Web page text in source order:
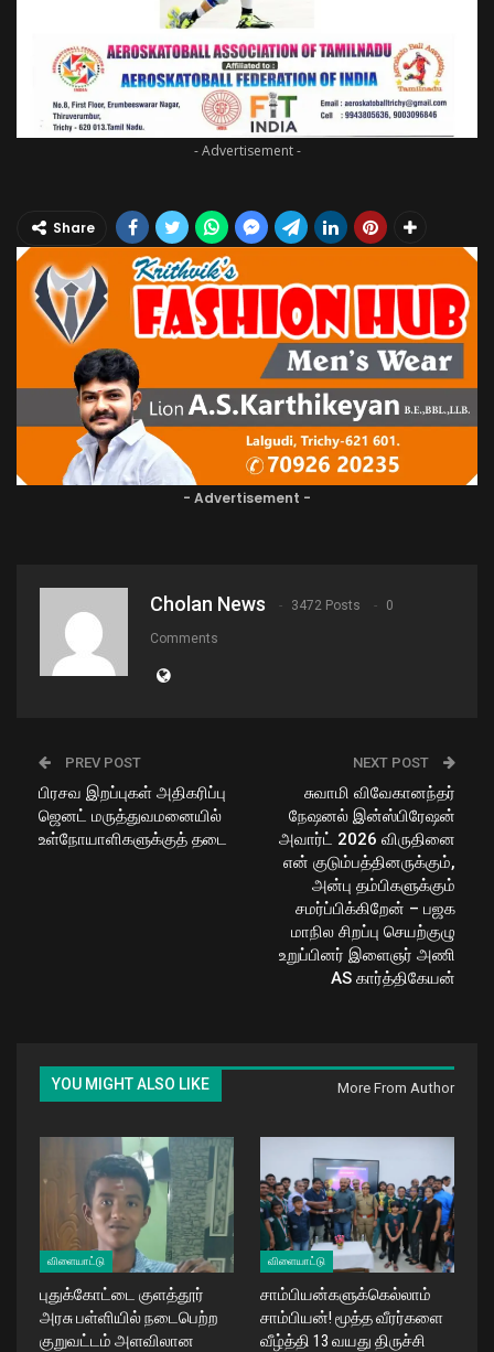
- Advertisement -
Share
- Advertisement -
Cholan News 3472 Posts 0
Comments
PREV POST
பிரசவ இறப்புகள் அதிகரிப்பு
ஜெனட் மருத்துவமனையில்
உள்நோயாளிகளுக்குத் தடை
NEXT POST
சுவாமி விவேகானந்தர்
நேஷனல் இன்ஸ்பிரேஷன்
அவார்ட் 2026 விருதினை
என் குடும்பத்தினருக்கும்,
அன்பு தம்பிகளுக்கும்
சமர்ப்பிக்கிறேன் – பஜக
மாநில சிறப்பு செயற்குழு
உறுப்பினர் இளைஞர் அணி
AS கார்த்திகேயன்
YOU MIGHT ALSO LIKE More From Author
விளையாட்டு
புதுக்கோட்டை குளத்தூர்
அரசு பள்ளியில் நடைபெற்ற
குறுவட்டம் அளவிலான
விளையாட்டு
சாம்பியன்களுக்கெல்லாம்
சாம்பியன்! மூத்த வீரர்களை
வீழ்த்தி 13 வயது திருச்சி